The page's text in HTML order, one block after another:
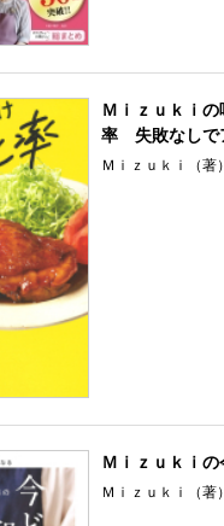
Ｍｉｚｕｋｉ
率 失敗なしで
Ｍｉｚｕｋｉ（著）
Ｍｉｚｕｋｉ
Ｍｉｚｕｋｉ（著）